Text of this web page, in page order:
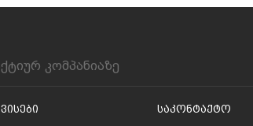
კომპანიაზე
Საკონტაქტო